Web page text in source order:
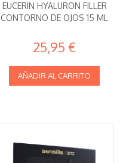
EUCERIN HYALURON FILLER
CONTORNO DE OJOS 15 ML
25,95 €
AÑADIR AL CARRITO